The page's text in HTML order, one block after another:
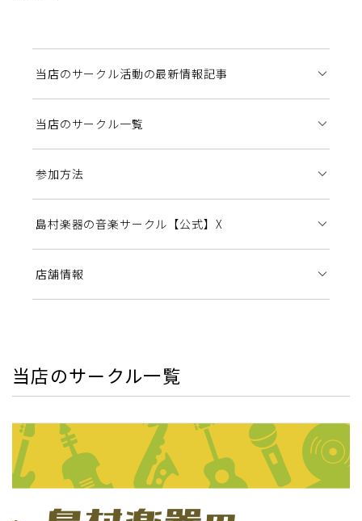
当店のサークル活動の最新情報記事
当店のサークル一覧
参加方法
島村楽器の音楽サークル【公式】X
店舗情報
当店のサークル一覧